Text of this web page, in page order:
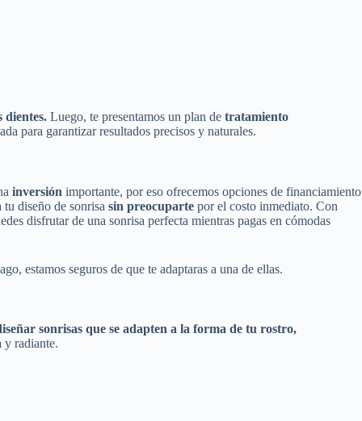
dientes. Luego, te presentamos un plan de tratamiento
para garantizar resultados precisos y naturales.
inversión importante, por eso ofrecemos opciones de financiamiento
tu diseño de sonrisa sin preocuparte por el costo inmediato. Con
disfrutar de una sonrisa perfecta mientras pagas en cómodas
estamos seguros de que te adaptaras a una de ellas.
sonrisas que se adapten a la forma de tu rostro,
y radiante.